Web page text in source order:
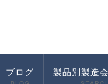
ブログ 製品別製造